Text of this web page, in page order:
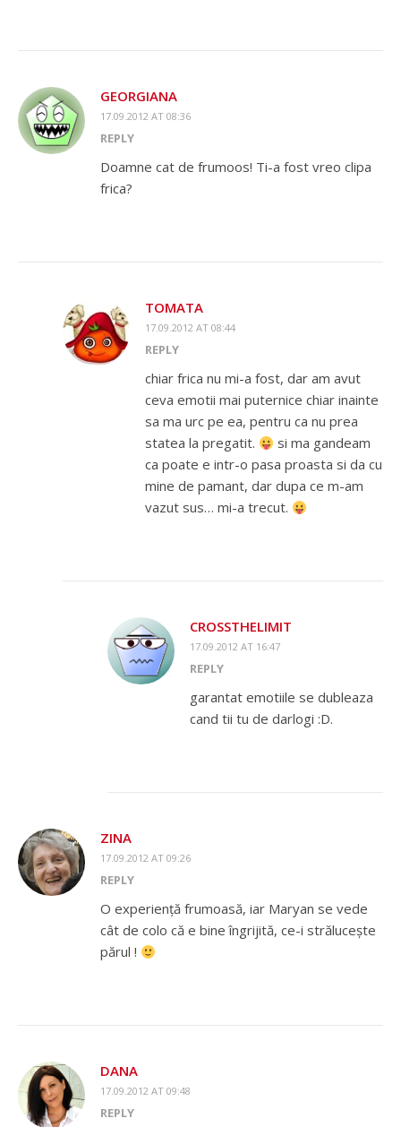
GEORGIANA
17.09.2012 AT 08:36
REPLY
Doamne cat de frumoos! Ti-a fost vreo clipa
frica?
TOMATA
17.09.2012 AT 08:44
REPLY
chiar frica nu mi-a fost, dar am avut
ceva emotii mai puternice chiar inainte
sa ma urc pe ea, pentru ca nu prea
statea la pregatit.
si ma gandeam
ca poate e intr-o pasa proasta si da cu
mine de pamant, dar dupa ce m-am
vazut sus… mi-a trecut.
CROSSTHELIMIT
17.09.2012 AT 16:47
REPLY
garantat emotiile se dubleaza
cand tii tu de darlogi :D.
ZINA
17.09.2012 AT 09:26
REPLY
O experiență frumoasă, iar Maryan se vede
cât de colo că e bine îngrijită, ce-i strălucește
părul !
DANA
17.09.2012 AT 09:48
REPLY